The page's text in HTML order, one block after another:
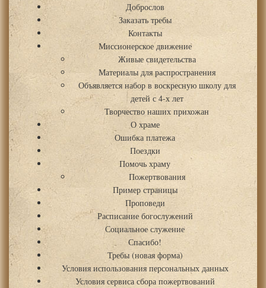
Доброслов
Заказать требы
Контакты
Миссионерское движение
Живые свидетельства
Материалы для распространения
Объявляется набор в воскресную школу для
детей с 4-х лет
Творчество наших прихожан
О храме
Ошибка платежа
Поездки
Помочь храму
Пожертвования
Пример страницы
Проповеди
Расписание богослужений
Социальное служение
Спасибо!
Требы (новая форма)
Условия использования персональных данных
Условия сервиса сбора пожертвований